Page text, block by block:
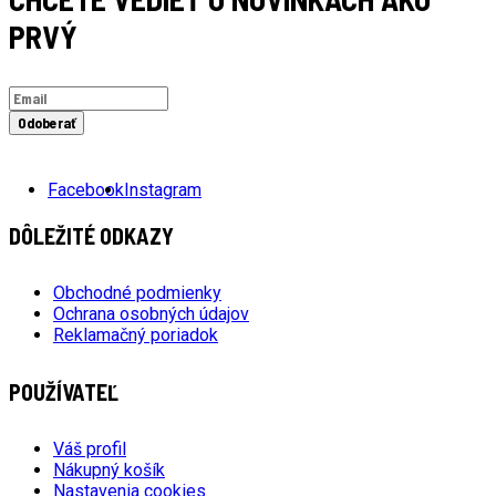
PRVÝ
Odoberať
Facebook Instagram
DÔLEŽITÉ ODKAZY
Obchodné podmienky
Ochrana osobných údajov
Reklamačný poriadok
POUŽÍVATEĽ
Váš profil
Nákupný košík
Nastavenia cookies